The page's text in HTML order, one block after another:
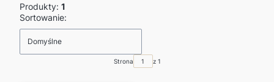
Produkty: 1
Lista produktów
Sortowanie:
Domyślne
Strona z 1